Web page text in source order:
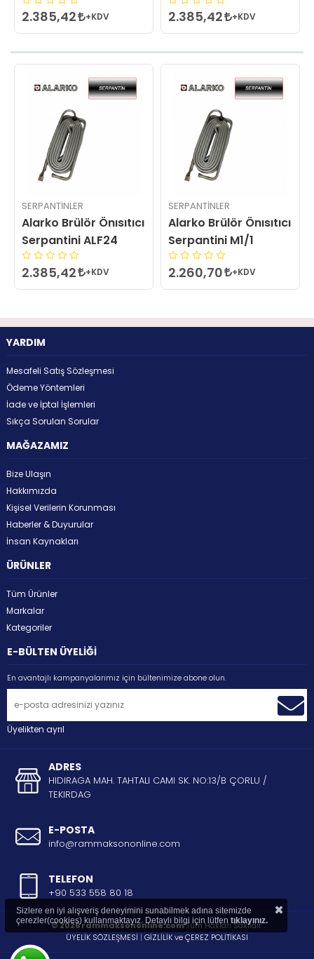
2.385,42 +KDV 2.385,42 +KDV
SERPANTINLER
Alarko Brülör Önısıtıcı
Serpantini ALF24
2.385,42 +KDV
SERPANTINLER
Alarko Brülör Önısıtıcı
Serpantini M1/1
2.260,70 +KDV
YARDIM
Mesafeli Satış Sözleşmesi
Ödeme Yöntemleri
İade ve İptal İşlemleri
Sıkça Sorulan Sorular
MAĞAZAMIZ
Bize Ulaşın
Hakkımızda
Kişisel Verilerin Korunması
Haberler & Duyurular
İnsan Kaynakları
ÜRÜNLER
Tüm Ürünler
Markalar
Kategoriler
E-BÜLTEN ÜYELİĞİ
En avantajlı kampanyalarımız için bültenimize abone olun.
Üyelikten ayrıl
ADRES
HIDIRAGA MAH. TAHTALI CAMI SK. NO:13/B ÇORLU /
TEKIRDAG
E-POSTA
info@rammaksononline.com
TELEFON
+90 533 558 80 18
© 2026 rammaksononline.comTüm Hakları Saklıdır.
ÜYELİK SÖZLEŞMESİ | GİZLİLİK ve ÇEREZ POLİTİKASI
Sizlere en iyi alışveriş deneyimini sunabilmek adına sitemizde
çerezler(cookies) kullanmaktayız. Detaylı bilgi için lütfen tıklayınız. ×